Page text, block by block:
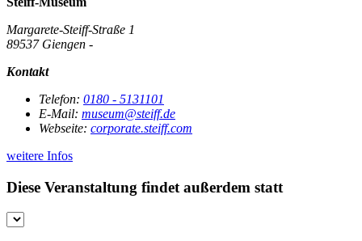
Margarete-Steiff-Straße 1
89537 Giengen -
Kontakt
Telefon: 0180 - 5131101
E-Mail: museum@steiff.de
Webseite: corporate.steiff.com
weitere Infos
Diese Veranstaltung findet außerdem statt